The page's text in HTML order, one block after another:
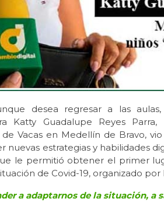
desea regresar a las
Katty Guadalupe Reyes
Vacas en Medellín de Bravo,
estrategias y habilidades
le permitió obtener el primer
de Covid-19, organizado
a adaptarnos de la situación, a